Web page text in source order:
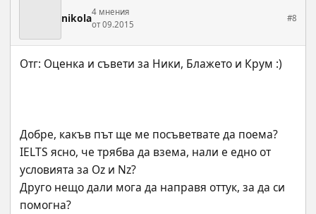
nikola4 мнения
от 09.2015
#8
Добре, какъв път ще ме посъветвате да поема?
IELTS ясно, че трябва да взема, нали е едно от
условията за Oz и Nz?
Друго нещо дали мога да направя оттук, за да си
помогна?